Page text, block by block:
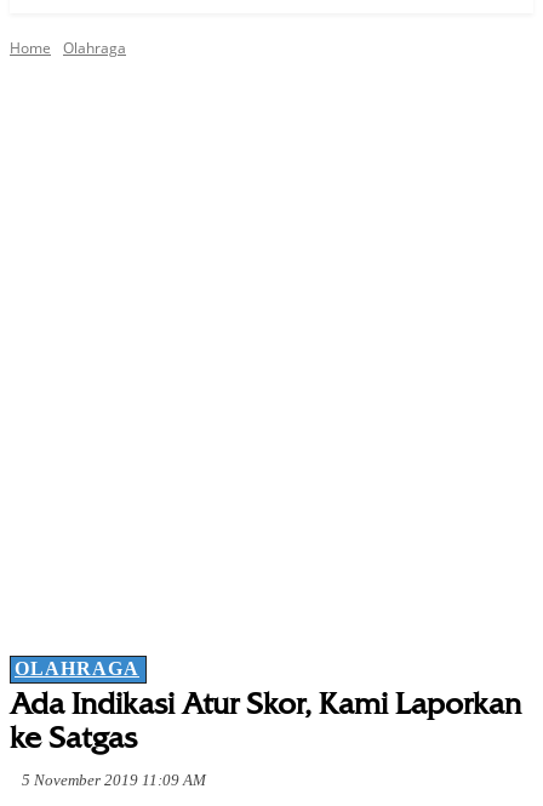
Home Olahraga
OLAHRAGA
Ada Indikasi Atur Skor, Kami Laporkan
ke Satgas
5 November 2019 11:09 AM